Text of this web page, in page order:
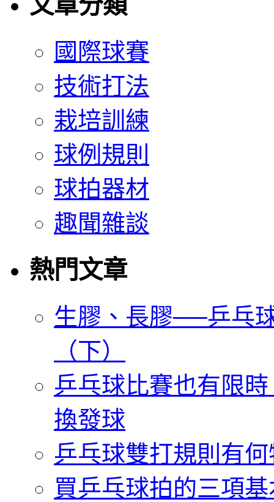
國際球賽
技術打法
栽培訓練
球例規則
球拍器材
趣聞雜談
熱門文章
生膠、長膠──乒乓
（下）
乒乓球比賽也有限
換發球
乒乓球雙打規則有
買乒乓球拍的三項